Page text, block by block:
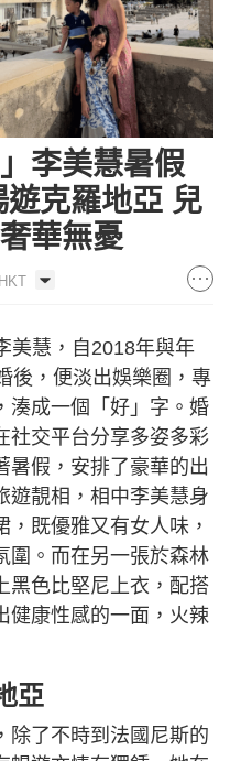
李美慧暑假
克羅地亞 兒
華無憂
美慧，自2018年與年
後，便淡出娛樂圈，專
湊成一個「好」字。婚
社交平台分享多姿多彩
暑假，安排了豪華的出
遊靚相，相中李美慧身
既優雅又有女人味，
圍。而在另一張於森林
黑色比堅尼上衣，配搭
健康性感的一面，火辣
亞
除了不時到法國尼斯的